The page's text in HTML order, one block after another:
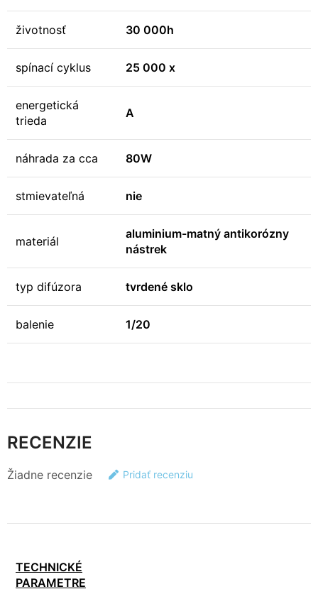
životnosť 30 000h
spínací cyklus 25 000 x
energetická
trieda
A
náhrada za cca 80W
stmievateľná nie
materiál
aluminium-matný antikorózny
nástrek
typ difúzora tvrdené sklo
balenie 1/20
RECENZIE
Žiadne recenzie Pridať recenziu
TECHNICKÉ
PARAMETRE